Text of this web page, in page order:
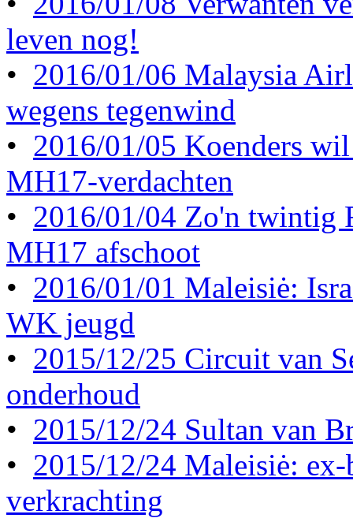
leven nog!
• 2016/01/06 Malaysia
wegens tegenwind
• 2016/01/05 Koenders
MH17-verdachten
• 2016/01/04 Zo'n twintig
MH17 afschoot
• 2016/01/01 Maleisiė:
WK jeugd
• 2015/12/25 Circuit van
onderhoud
• 2015/12/24 Sultan van
• 2015/12/24 Maleisiė:
verkrachting